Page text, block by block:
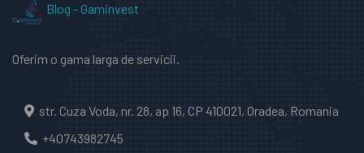
Blog - Gaminvest
Oferim o gama larga de servicii.
str. Cuza Voda, nr. 28, ap 16, CP 410021, Oradea, Romania
+40743982745